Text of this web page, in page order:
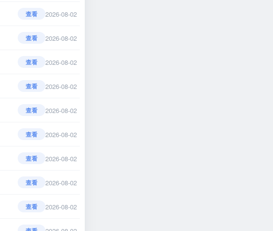
查看 2026-08-02
查看 2026-08-02
查看 2026-08-02
查看 2026-08-02
查看 2026-08-02
查看 2026-08-02
查看 2026-08-02
查看 2026-08-02
查看 2026-08-02